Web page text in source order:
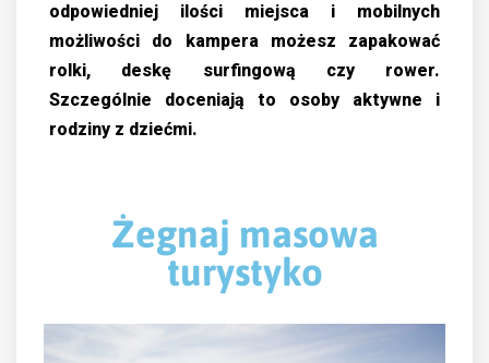
odpowiedniej ilości miejsca i mobilnych
możliwości do kampera możesz zapakować
rolki, deskę surfingową czy rower.
Szczególnie doceniają to osoby aktywne i
rodziny z dziećmi.
Żegnaj masowa
turystyko